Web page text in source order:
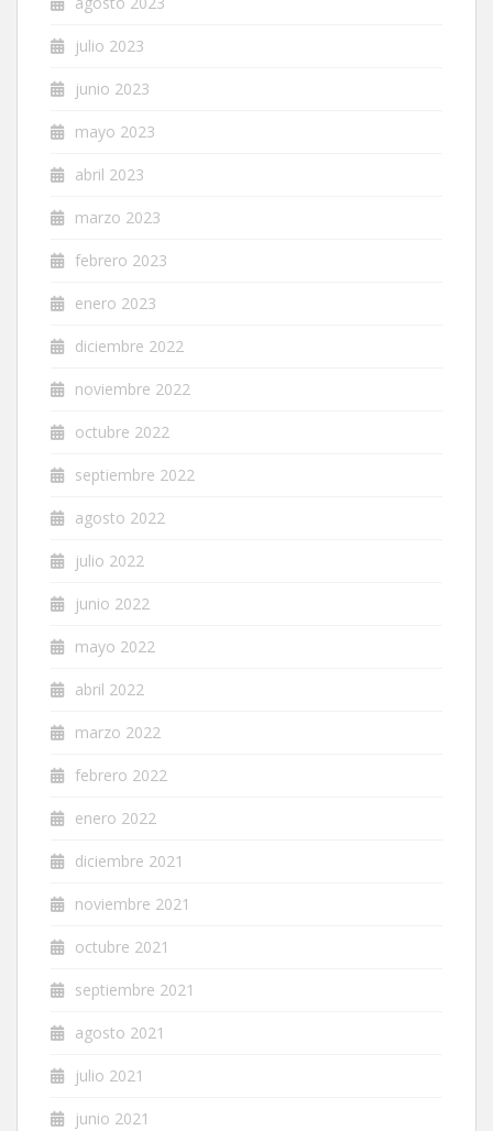
julio 2023
junio 2023
mayo 2023
abril 2023
marzo 2023
febrero 2023
enero 2023
diciembre 2022
noviembre 2022
octubre 2022
septiembre 2022
agosto 2022
julio 2022
junio 2022
mayo 2022
abril 2022
marzo 2022
febrero 2022
enero 2022
diciembre 2021
noviembre 2021
octubre 2021
septiembre 2021
agosto 2021
julio 2021
junio 2021